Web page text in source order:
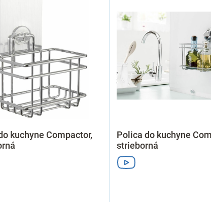
kuchyne Compactor,
Polica do kuchyne
strieborná